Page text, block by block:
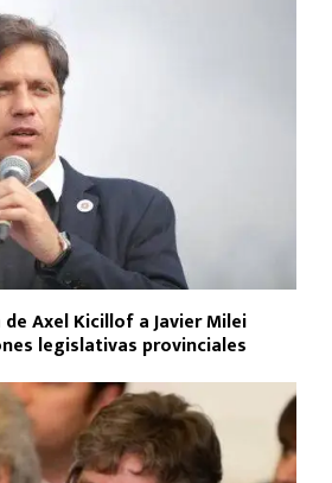
Axel Kicillof a Javier Milei
legislativas provinciales